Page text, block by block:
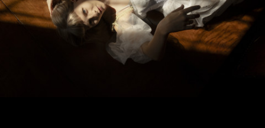
Pressebilder 2024